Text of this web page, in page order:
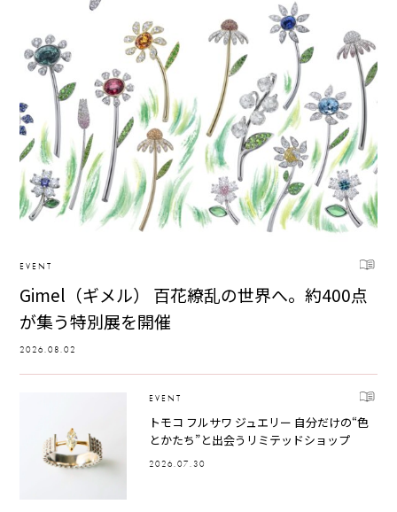
EVENT
Gimel（ギメル） 百花繚乱の世界へ。約400点
が集う特別展を開催
2026.08.02
EVENT
トモコ フルサワ ジュエリー 自分だけの“色
とかたち”と出会うリミテッドショップ
2026.07.30